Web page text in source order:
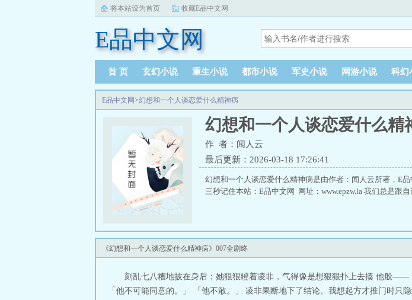
将本站设为首页 收藏E品中文网
E品中文网
首 页 玄幻小说 重生小说 都市小说 军史小说 网游小说 科幻
E品中文网>幻想和一个人谈恋爱什么精神病
幻想和一个人谈恋爱什么精
作 者：闻人云
最后更新：2026-03-18 17:26:41
幻想和一个人谈恋爱什么精神病是由作者：闻人云所著，E
三秒记住本站：E品中文网 网址：www.epzw.la 我们总是跟
《幻想和一个人谈恋爱什么精神病》007全剧终
刻乱七八糟地披在身后；她狠狠瞪着凌非，气得像是想狠狠扑上去揍 他般——
「他不可能同意的。」 「他不敢。」 凌非果断地下了结论。我想起方才推门时